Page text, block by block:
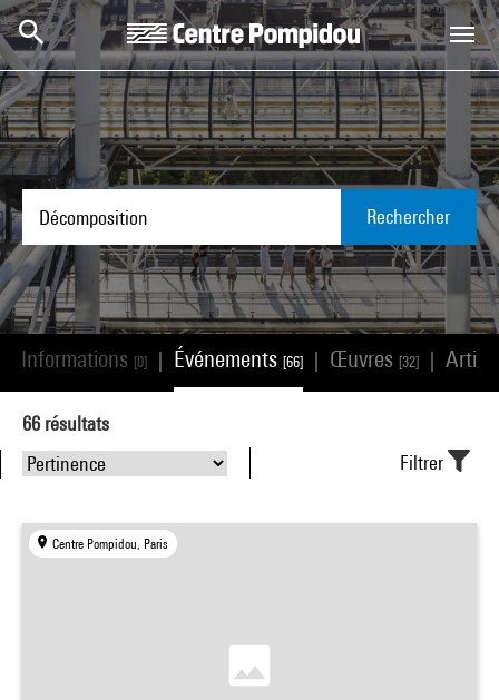
Aller au contenu principal
Centre Pompidou
Rechercher
Informations [0] Événements [66] Œuvres [32]
66 résultats
Filtrer
Centre Pompidou, Paris